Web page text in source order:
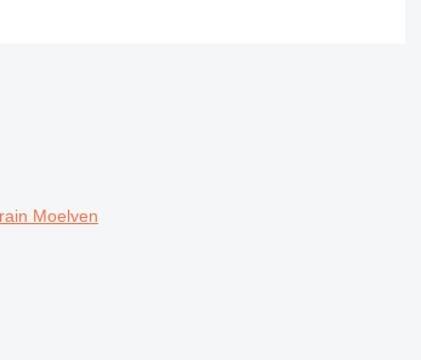
Moelven